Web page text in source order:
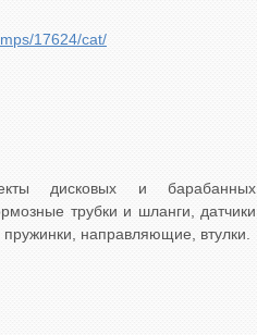
17624/cat/
дисковых и барабанных
трубки и шланги, датчики
направляющие, втулки.